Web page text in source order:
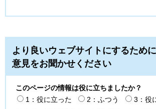
より良いウェブサイトにするため
意見をお聞かせください
このページの情報は役に立ちましたか？
1：役に立った
2：ふつう
3：役